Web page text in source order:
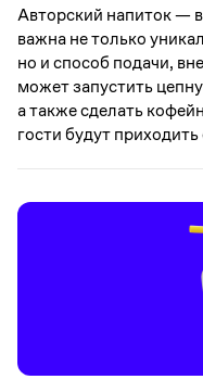
Авторский напиток —
важна не только
но и способ подачи,
может запустить
а также сделать
гости будут